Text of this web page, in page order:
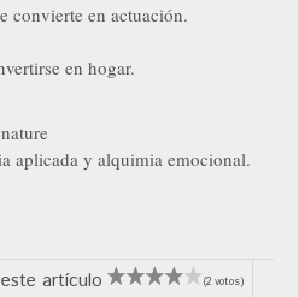
convierte en actuación.
en hogar.
aplicada y alquimia emocional.
artículo (2 votos)